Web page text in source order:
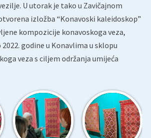
U utorak je tako u Zavičajnom
izložba “Konavoski kaleidoskop”
kompozicije konavoskoga veza,
2022. godine u Konavlima u sklopu
veza s ciljem održanja umijeća